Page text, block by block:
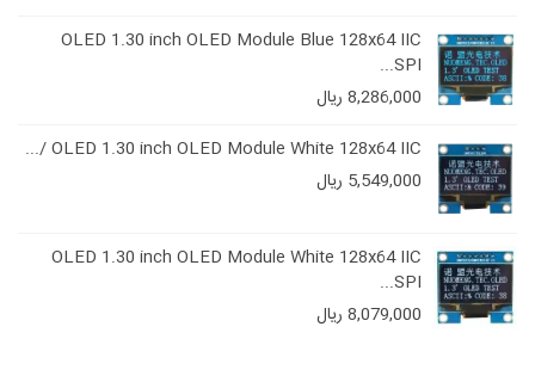
OLED 1.30 inch OLED Module Blue 128x64 IIC
SPI...
8,286,000 ریال
OLED 1.30 inch OLED Module White 128x64 IIC /...
5,549,000 ریال
OLED 1.30 inch OLED Module White 128x64 IIC
SPI...
8,079,000 ریال